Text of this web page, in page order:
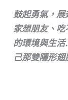
鼓起勇氣，展
家想朋友、
的環境與生
己那雙隱形翅